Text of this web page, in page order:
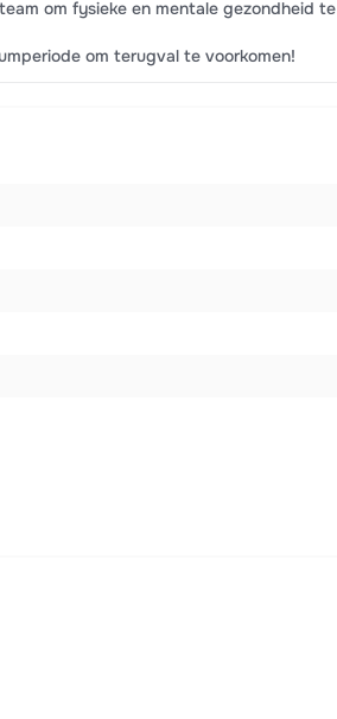
om fysieke en mentale gezondheid te
om terugval te voorkomen!